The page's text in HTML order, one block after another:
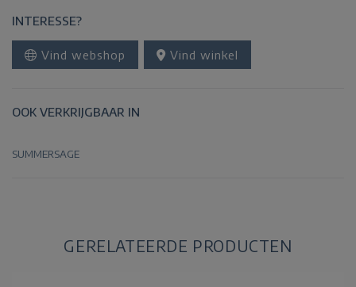
INTERESSE?
Vind webshop Vind winkel
OOK VERKRIJGBAAR IN
SUMMERSAGE
GERELATEERDE PRODUCTEN